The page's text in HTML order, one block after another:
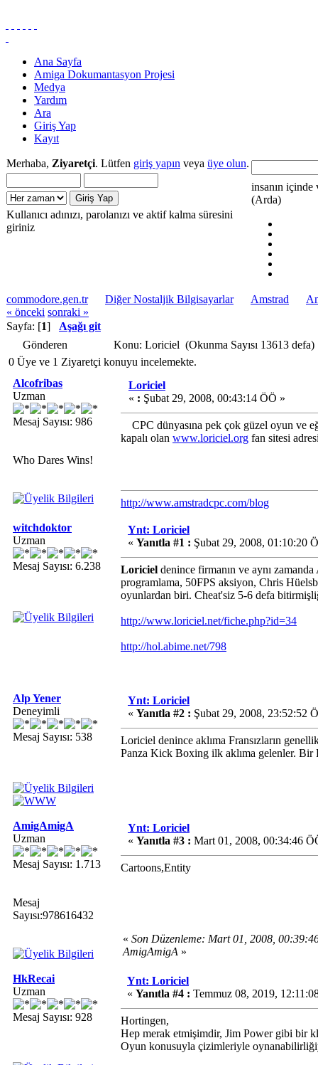
Ana Sayfa
Amiga Dokumantasyon Projesi
Medya
Yardım
Ara
Giriş Yap
Kayıt
Merhaba, Ziyaretçi. Lütfen giriş yapın veya üye olun.
Kullanıcı adınızı, parolanızı ve aktif kalma süresini
giriniz
insanın içinde
(Arda)
commodore.gen.tr Diğer Nostaljik Bilgisayarlar Amstrad
« önceki sonraki »
Sayfa: [1] Aşağı git
Gönderen
Konu: Loriciel (Okunma Sayısı 13613 defa)
0 Üye ve 1 Ziyaretçi konuyu incelemekte.
Alcofribas
Uzman
Mesaj Sayısı: 986
Who Dares Wins!
Loriciel
« : Şubat 29, 2008, 00:43:14 ÖÖ »
CPC dünyasına pek çok güzel oyun ve
kapalı olan www.loriciel.org fan sitesi
http://www.amstradcpc.com/blog
witchdoktor
Uzman
Mesaj Sayısı: 6.238
Ynt: Loriciel
« Yanıtla #1 : Şubat 29, 2008, 01:10:20
Loriciel denince firmanın ve aynı
programlama, 50FPS aksiyon, Chris
oyunlardan biri. Cheat'siz 5-6 defa
http://www.loriciel.net/fiche.php?id=34
http://hol.abime.net/798
Alp Yener
Deneyimli
Mesaj Sayısı: 538
Ynt: Loriciel
« Yanıtla #2 : Şubat 29, 2008, 23:52:52
Loriciel denince aklıma Fransızların
Panza Kick Boxing ilk aklıma gelenler. Bir
AmigAmigA
Uzman
Mesaj Sayısı: 1.713
Mesaj
Sayısı:978616432
Ynt: Loriciel
« Yanıtla #3 : Mart 01, 2008, 00:34:46
Cartoons,Entity
« Son Düzenleme: Mart 01, 2008,
AmigAmigA »
HkRecai
Uzman
Mesaj Sayısı: 928
Ynt: Loriciel
« Yanıtla #4 : Temmuz 08, 2019,
Hortingen,
Hep merak etmişimdir, Jim Power gibi bir
Oyun konusuyla çizimleriyle